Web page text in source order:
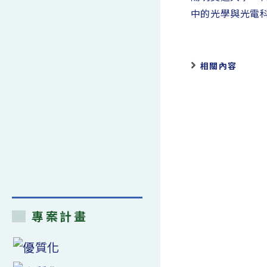
articles
中的光學與光電
相關內容
專案計畫